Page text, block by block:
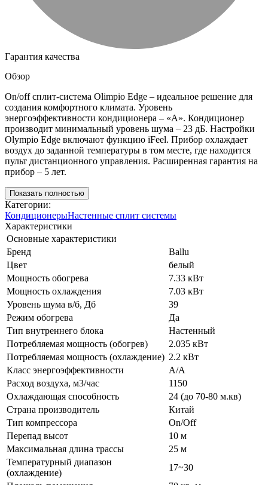
Гарантия качества
Обзор
On/off сплит-система Olimpio Edge – идеальное решение для
создания комфортного климата. Уровень
энергоэффективности кондиционера – «А». Кондиционер
производит минимальный уровень шума – 23 дБ. Настройки
Olympio Edge включают функцию iFeel. Прибор охлаждает
воздух до заданной температуры в том месте, где находится
пульт дистанционного управления. Расширенная гарантия на
прибор – 5 лет.
Показать полностью
Категории:
КондиционерыНастенные сплит системы
Характеристики
Основные характеристики
Бренд
Ballu
Цвет
белый
Мощность обогрева
7.33 кВт
Мощность охлаждения
7.03 кВт
Уровень шума в/б, Дб
39
Режим обогрева
Да
Тип внутреннего блока
Настенный
Потребляемая мощность (обогрев)
2.035 кВт
Потребляемая мощность (охлаждение) 2.2 кВт
Класс энергоэффективности
A/A
Расход воздуха, м3/час
1150
Охлаждающая способность
24 (до 70-80 м.кв)
Страна производитель
Китай
Тип компрессора
On/Off
Перепад высот
10 м
Максимальная длина трассы
25 м
Температурный диапазон
(охлаждение)
17~30